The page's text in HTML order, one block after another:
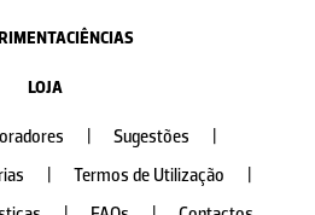
LOJA
Sugestões
Termos de Utilização